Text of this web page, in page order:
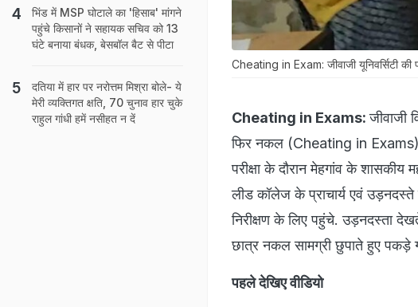
Cheating in Exam: जीवाजी यूनिवर्सिटी
Cheating in Exams:जीवाजी
फिर नकल (Cheating in Exams)
परीक्षा के दौरान मेहगांव के
लीड कॉलेज के प्राचार्य एवं
निरीक्षण के लिए पहुंचे. उड़नदस्ता
छात्र नकल सामग्री छुपाते हुए पकड़े
पहले देखिए वीडियो
भिंड में MSP घोटाले का 'हिसाब' मांगने
पहुंचे किसानों ने सहायक सचिव को 13
घंटे बनाया बंधक, बेसबॉल बैट से पीटा
दतिया में हार पर नरोत्तम मिश्रा बोले- ये
मेरी व्यक्तिगत क्षति, 70 चुनाव हार चुके
राहुल गांधी हमें नसीहत न दें